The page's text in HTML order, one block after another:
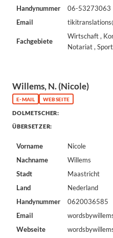
Handynummer
06-53273063
Email
Fachgebiete
Wirtschaft ,
Notariat ,
Willems, N. (Nicole)
E-MAIL WEBSEITE
DOLMETSCHER:
ÜBERSETZER:
Vorname
Nicole
Nachname
Willems
Stadt
Maastricht
Land
Nederland
Handynummer
0620036585
Email
Webseite